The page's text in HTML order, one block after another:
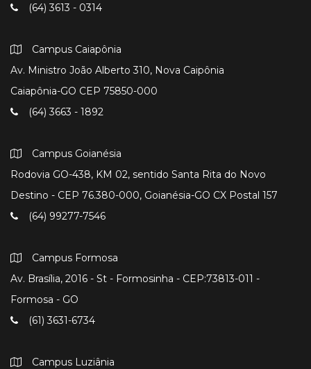
(64) 3613 - 0314
Campus Caiapônia
Av. Ministro João Alberto 310, Nova Caipônia
Caiapônia-GO CEP 75850-000
(64) 3663 - 1892
Campus Goianésia
Rodovia GO-438, KM 02, sentido Santa Rita do Novo
Destino - CEP 76.380-000, Goianésia-GO CX Postal 157
(64) 99277-7546
Campus Formosa
Av. Brasília, 2016 - St - Formosinha - CEP:73813-011 -
Formosa - GO
(61) 3631-6734
Campus Luziânia